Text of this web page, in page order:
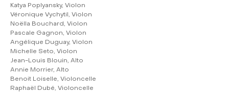
Katya Poplyansky, Violon
Véronique Vychytil, Violon
Noëlla Bouchard, Violon
Pascale Gagnon, Violon
Angélique Duguay, Violon
Michelle Seto, Violon
Jean-Louis Blouin, Alto
Annie Morrier, Alto
Benoit Loiselle, Violoncelle
Raphaël Dubé, Violoncelle